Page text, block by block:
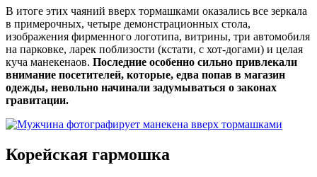
В итоге этих чаяний вверх тормашками оказались все зеркала
в примерочных, четыре демонстрационных стола,
изображения фирменного логотипа, витрины, три автомобиля
на парковке, ларек поблизости (кстати, с хот-догами) и целая
куча манекенаов. Последние особенно сильно привлекали
внимание посетителей, которые, едва попав в магазин
одежды, невольно начинали задумываться о законах
гравитации.
Корейская гармошка